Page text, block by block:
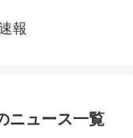
報
ニュース一覧